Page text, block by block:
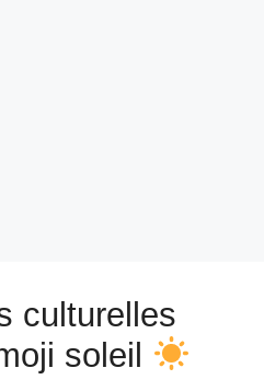
culturelles
soleil